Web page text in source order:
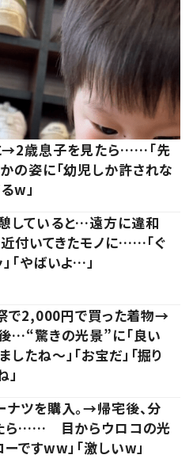
→2歳息子を見たら……「先
の姿に「幼児しか許されな
w」
していると…遠方に違和
近付いてきたモノに……「ぐ
「やばいよ…」
で2,000円で買った着物→
…“驚きの光景”に「良い
たね～」「お宝だ」「掘り
ナツを購入。→帰宅後、分
ら…… 目からウロコの光
ですww」「激しいw」